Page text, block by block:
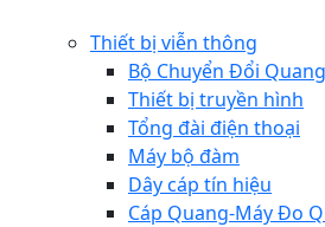
Thiết bị viễn thông
Bộ Chuyển Đổi
Thiết bị truyền hình
Tổng đài điện thoại
Máy bộ đàm
Dây cáp tín hiệu
Cáp Quang-Máy Đo